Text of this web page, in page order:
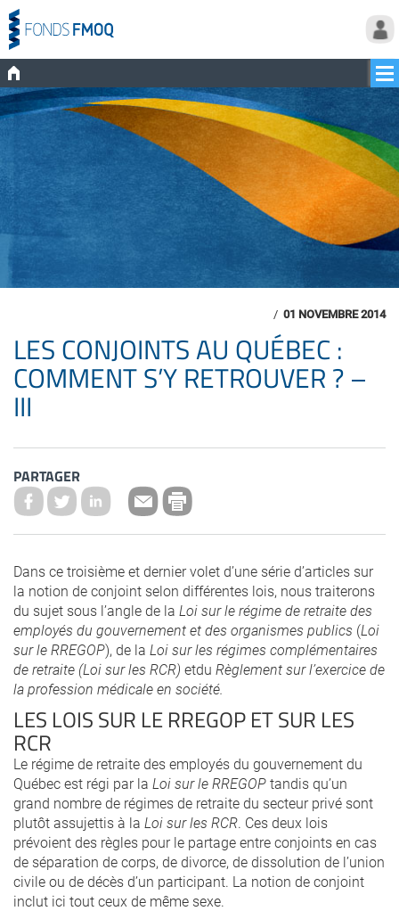
/ 01 NOVEMBRE 2014
LES CONJOINTS AU QUÉBEC :
COMMENT S’Y RETROUVER ? –
III
PARTAGER
Dans ce troisième et dernier volet d’une série d’articles sur
la notion de conjoint selon différentes lois, nous traiterons
du sujet sous l’angle de la Loi sur le régime de retraite des
employés du gouvernement et des organismes publics (Loi
sur le RREGOP), de la Loi sur les régimes complémentaires
de retraite (Loi sur les RCR) etdu Règlement sur l’exercice de
la profession médicale en société.
LES LOIS SUR LE RREGOP ET SUR LES
RCR
Le régime de retraite des employés du gouvernement du
Québec est régi par la Loi sur le RREGOPtandis qu’un
grand nombre de régimes de retraite du secteur privé sont
plutôt assujettis à la Loi sur les RCR. Ces deux lois
prévoient des règles pour le partage entre conjoints en cas
de séparation de corps, de divorce, de dissolution de l’union
civile ou de décès d’un participant. La notion de conjoint
inclut ici tout ceux de même sexe.